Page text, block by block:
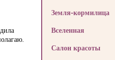
Земля-кормилица
Вселенная
Салон красоты